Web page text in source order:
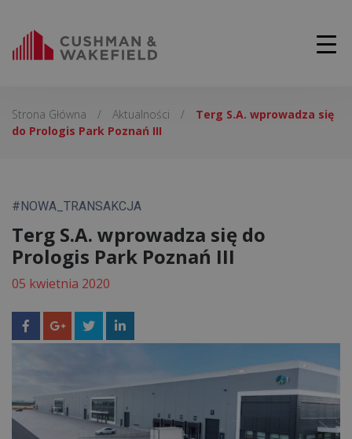
Strona Główna / Aktualności /
Terg S.A. wprowadza się
do Prologis Park Poznań III
#NOWA_TRANSAKCJA
Terg S.A. wprowadza się do
Prologis Park Poznań III
05 kwietnia 2020